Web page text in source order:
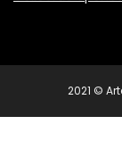
2021 ©